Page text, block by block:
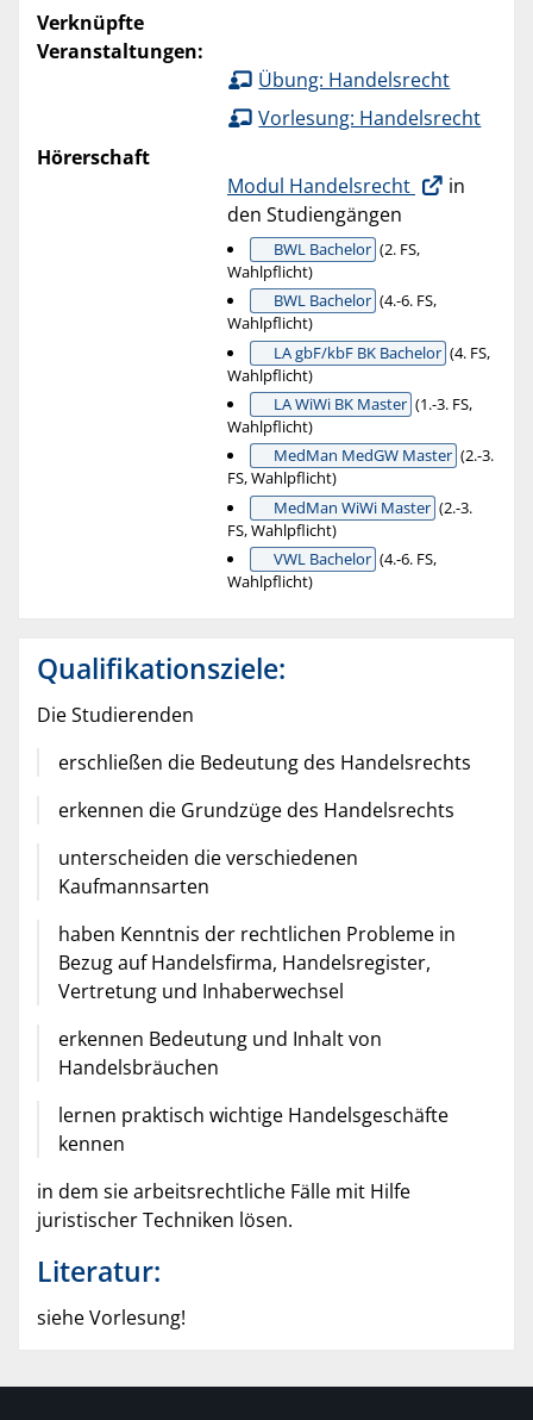
Verknüpfte
Veranstaltungen:
Übung: Handelsrecht
Vorlesung: Handelsrecht
Hörerschaft
Modul Handelsrecht
in
den Studiengängen
BWL Bachelor (2. FS,
Wahlpflicht)
BWL Bachelor (4.-6. FS,
Wahlpflicht)
LA gbF/kbF BK Bachelor (4. FS,
Wahlpflicht)
LA WiWi BK Master (1.-3. FS,
Wahlpflicht)
MedMan MedGW Master (2.-3.
FS, Wahlpflicht)
MedMan WiWi Master (2.-3.
FS, Wahlpflicht)
VWL Bachelor (4.-6. FS,
Wahlpflicht)
Qualifikationsziele:
Die Studierenden
erschließen die Bedeutung des Handelsrechts
erkennen die Grundzüge des Handelsrechts
unterscheiden die verschiedenen
Kaufmannsarten
haben Kenntnis der rechtlichen Probleme in
Bezug auf Handelsfirma, Handelsregister,
Vertretung und Inhaberwechsel
erkennen Bedeutung und Inhalt von
Handelsbräuchen
lernen praktisch wichtige Handelsgeschäfte
kennen
in dem sie arbeitsrechtliche Fälle mit Hilfe
juristischer Techniken lösen.
Literatur:
siehe Vorlesung!